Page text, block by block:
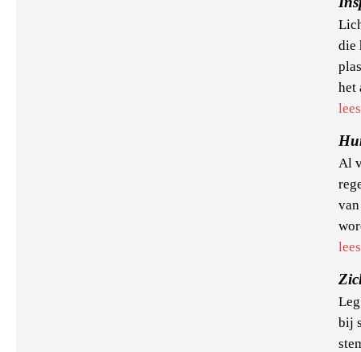
die
het
Al
bij